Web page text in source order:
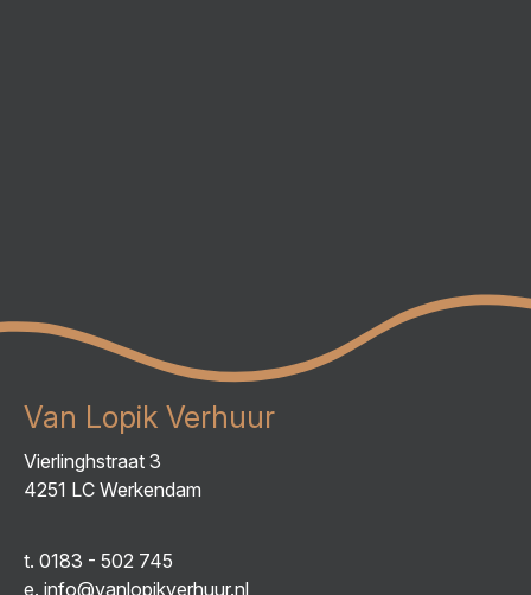
Van Lopik Verhuur
Vierlinghstraat 3
4251 LC Werkendam
t. 0183 - 502 745
e. info@vanlopikverhuur.nl